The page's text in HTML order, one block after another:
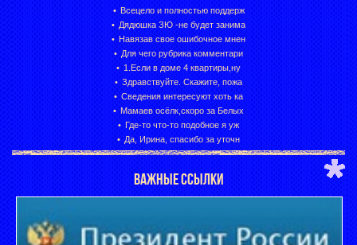
Всецело и полностью поддерж
Дядюшка ЗЮ -не будет занима
Навязав свое ошибочное мнен
Для чего рубрика комментари
1.Если в доме 4 квартиры,ну
Здравствуйте. Скажите, пожа
Сведения интересуют хоть ка
Мамаев осёлк,скоро за Белых
Где-то что-то подобное я уж
Да, Ирина, спасибо за уточн
ВАЖНЫЕ ССЫЛКИ